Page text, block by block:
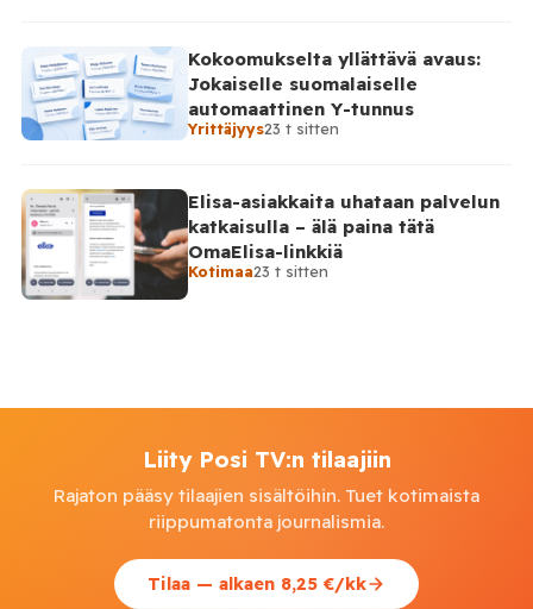
Kokoomukselta yllättävä avaus:
Jokaiselle suomalaiselle
automaattinen Y-tunnus
Yrittäjyys23 t sitten
Elisa-asiakkaita uhataan palvelun
katkaisulla – älä paina tätä
OmaElisa-linkkiä
Kotimaa23 t sitten
Liity Posi TV:n tilaajiin
Rajaton pääsy tilaajien sisältöihin. Tuet kotimaista
riippumatonta journalismia.
Tilaa — alkaen 8,25 €/kk